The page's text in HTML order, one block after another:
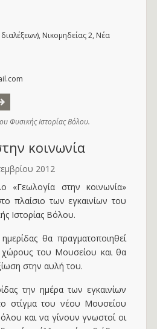
Νικομηδείας 2, Νέα
Φυσικής Ιστορίας Βόλου.
κοινωνία
2012
«Γεωλογία στην κοινωνία»
πλαίσιο των εγκαινίων του
Ιστορίας Βόλου.
θα πραγματοποιηθεί
χώρους του Μουσείου και θα
στην αυλή του.
την ημέρα των εγκαινίων
στίγμα του νέου Μουσείου
και να γίνουν γνωστοί οι